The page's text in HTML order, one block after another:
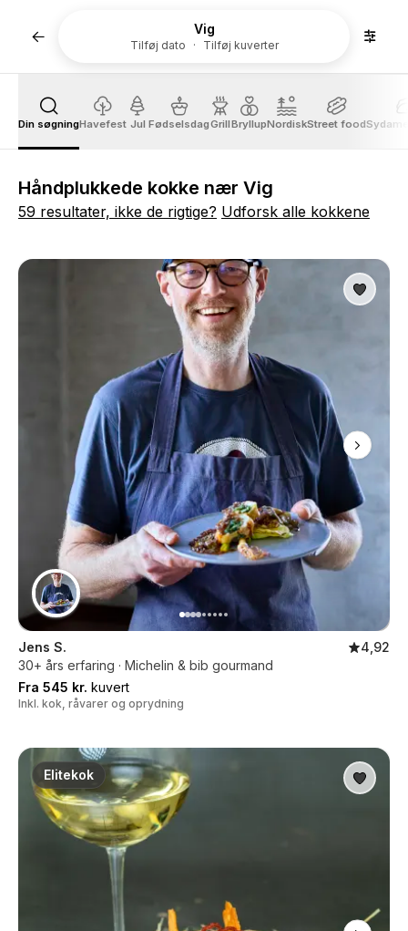
Vig
Tilføj dato Tilføj kuverter
Din søgningHavefest Jul FødselsdagGrillBryllupNordiskStreet food
Håndplukkede kokke nær Vig
59 resultater, ikke de rigtige? Udforsk alle kokkene
Jens S.
4,92
30+ års erfaring · Michelin & bib gourmand
Fra 545 kr. kuvert
Inkl. kok, råvarer og oprydning
Elitekok